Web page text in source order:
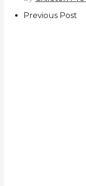
Previous Post